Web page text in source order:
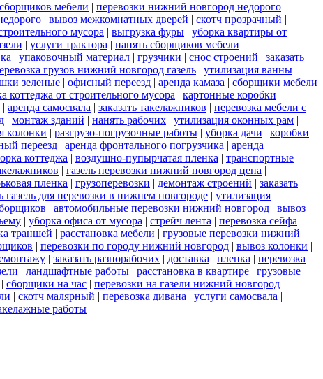
мебели | перевозки нижний новгород недорого |
| вывоз межкомнатных дверей | скотч прозрачный |
мусора | выгрузка фуры | уборка квартиры от
| услуги трактора | нанять сборщиков мебели |
| упаковочный материал | грузчики | снос строений | заказать
грузов нижний новгород газель | утилизация ванны |
зеленые | офисный переезд | аренда камаза | сборщики мебели
коттеджа от строительного мусора | картонные коробки |
| аренда самосвала | заказать такелажников | перевозка мебели с
| монтаж зданий | нанять рабочих | утилизация оконных рам |
колонки | разгрузо-погрузочные работы | уборка дачи | коробки |
переезд | аренда фронтального погрузчика | аренда
коттеджа | воздушно-пупырчатая пленка | транспортные
| газель перевозки нижний новгород цена |
пленка | грузоперевозки | демонтаж строений | заказать
газель для перевозки в нижнем новгороде | утилизация
| автомобильные перевозки нижний новгород | вывоз
| уборка офиса от мусора | стрейч лента | перевозка сейфа |
траншей | расстановка мебели | грузовые перевозки нижний
| перевозки по городу нижний новгород | вывоз колонки |
| заказать разнорабочих | доставка | пленка | перевозка
| ландшафтные работы | расстановка в квартире | грузовые
| сборщики на час | перевозки на газели нижний новгород
| скотч малярный | перевозка дивана | услуги самосвала |
работы